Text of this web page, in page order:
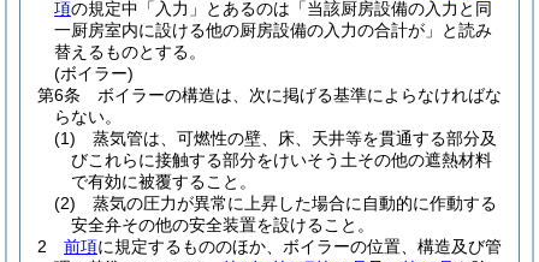
項の規定中「入力」とあるのは「当該厨房設備の入力と同
一厨房室内に設ける他の厨房設備の入力の合計が」と読み
替えるものとする。
(ボイラー)
第6条
ボイラーの構造は、次に掲げる基準によらなければな
らない。
(1)
蒸気管は、可燃性の壁、床、天井等を貫通する部分及
びこれらに接触する部分をけいそう土その他の遮熱材料
で有効に被覆すること。
(2)
蒸気の圧力が異常に上昇した場合に自動的に作動する
安全弁その他の安全装置を設けること。
2
前項に規定するもののほか、ボイラーの位置、構造及び管